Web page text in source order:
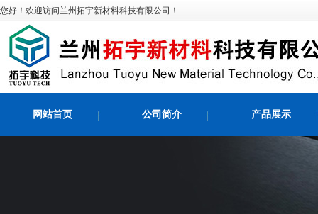
您好！欢迎访问兰州拓宇新材料科技有限公司！
网站首页 公司简介 产品展示